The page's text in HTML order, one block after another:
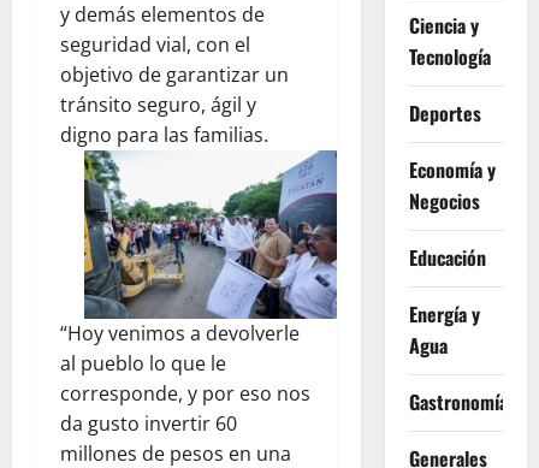
y demás elementos de
seguridad vial, con el
objetivo de garantizar un
tránsito seguro, ágil y
digno para las familias.
“Hoy venimos a devolverle
al pueblo lo que le
corresponde, y por eso nos
da gusto invertir 60
millones de pesos en una
Ciencia y
Tecnología
Deportes
Economía y
Negocios
Educación
Energía y
Agua
Gastronomía
Generales